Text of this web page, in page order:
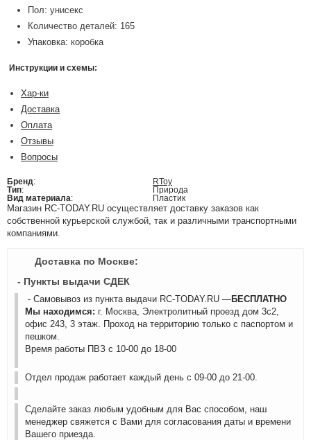
Пол: унисекс
Количество деталей: 165
Упаковка: коробка
Инструкции и схемы:
Хар-ки
Доставка
Оплата
Отзывы
Вопросы
Бренд:
RToy
Тип:
Природа
Вид материала: Пластик
Магазин RC-TODAY.RU осуществляет доставку заказов как
собственной курьерской службой, так и различными транспортными
компаниями.
Доставка по Москве:
- Пункты выдачи СДЕК
- Самовывоз из пункта выдачи RC-TODAY.RU —БЕСПЛАТНО
Мы находимся: г. Москва, Электролитный проезд дом 3с2,
офис 243, 3 этаж. Проход на территорию только с паспортом и
пешком.
Время работы ПВЗ с 10-00 до 18-00
Отдел продаж работает каждый день с 09-00 до 21-00.
Сделайте заказ любым удобным для Вас способом, наш
менеджер свяжется с Вами для согласования даты и времени
Вашего приезда.